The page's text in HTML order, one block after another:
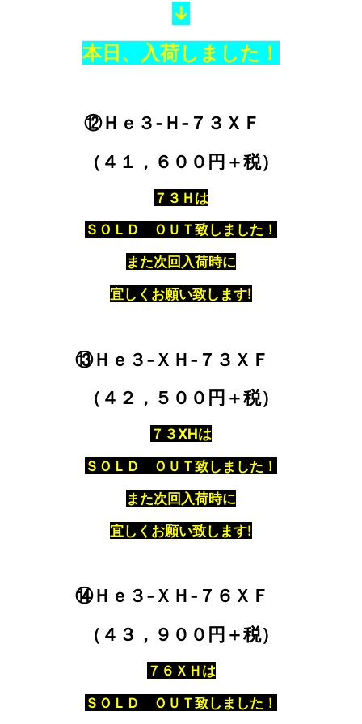
↓
本日、入荷しました！
⑫Ｈｅ３‐Ｈ‐７３ＸＦ
（４１，６００円＋税）
７３Ｈは
ＳＯＬＤ ＯＵＴ致しました！
また次回入荷時に
宜しくお願い致します!
⑬Ｈｅ３‐ＸＨ‐７３ＸＦ
（４２，５００円＋税）
７３XHは
ＳＯＬＤ ＯＵＴ致しました！
また次回入荷時に
宜しくお願い致します!
⑭Ｈｅ３‐ＸＨ‐７６ＸＦ
（４３，９００円＋税）
７６ＸＨは
ＳＯＬＤ ＯＵＴ致しました！